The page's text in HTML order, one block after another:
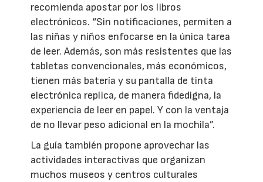
recomienda apostar por los libros
electrónicos. “Sin notificaciones, permiten a
las niñas y niños enfocarse en la única tarea
de leer. Además, son más resistentes que las
tabletas convencionales, más económicos,
tienen más batería y su pantalla de tinta
electrónica replica, de manera fidedigna, la
experiencia de leer en papel. Y con la ventaja
de no llevar peso adicional en la mochila”.
La guía también propone aprovechar las
actividades interactivas que organizan
muchos museos y centros culturales